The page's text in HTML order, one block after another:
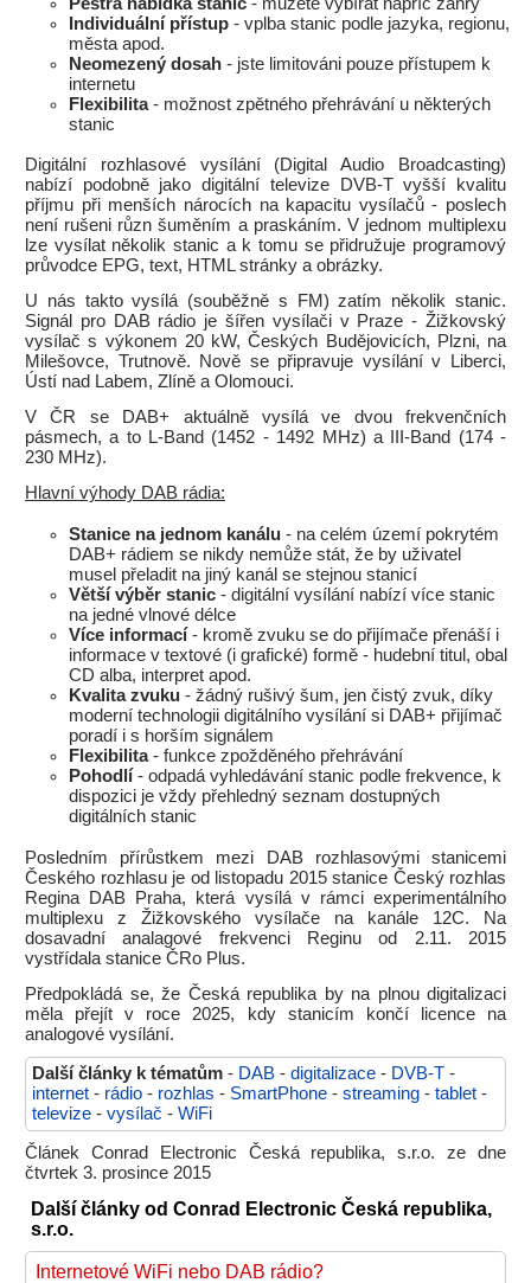
Individuální přístup - vplba stanic podle jazyka, regionu,
města apod.
Neomezený dosah - jste limitováni pouze přístupem k
internetu
Flexibilita- možnost zpětného přehrávání u některých
stanic
Digitální rozhlasové vysílání (Digital Audio Broadcasting)
nabízí podobně jako digitální televize DVB-T vyšší kvalitu
příjmu při menších nárocích na kapacitu vysílačů - poslech
není rušeni různ šuměním a praskáním. V jednom multiplexu
lze vysílat několik stanic a k tomu se přidružuje programový
průvodce EPG, text, HTML stránky a obrázky.
U nás takto vysílá (souběžně s FM) zatím několik stanic.
Signál pro DAB rádio je šířen vysílači v Praze - Žižkovský
vysílač s výkonem 20 kW, Českých Budějovicích, Plzni, na
Milešovce, Trutnově. Nově se připravuje vysílání v Liberci,
Ústí nad Labem, Zlíně a Olomouci.
V ČR se DAB+ aktuálně vysílá ve dvou frekvenčních
pásmech, a to L-Band (1452 - 1492 MHz) a III-Band (174 -
230 MHz).
Hlavní výhody DAB rádia:
Stanice na jednom kanálu - na celém území pokrytém
DAB+ rádiem se nikdy nemůže stát, že by uživatel
musel přeladit na jiný kanál se stejnou stanicí
Větší výběr stanic - digitální vysílání nabízí více stanic
na jedné vlnové délce
Více informací - kromě zvuku se do přijímače přenáší i
informace v textové (i grafické) formě - hudební titul, obal
CD alba, interpret apod.
Kvalita zvuku - žádný rušivý šum, jen čistý zvuk, díky
moderní technologii digitálního vysílání si DAB+ přijímač
poradí i s horším signálem
Flexibilita- funkce zpožděného přehrávání
Pohodlí - odpadá vyhledávání stanic podle frekvence, k
dispozici je vždy přehledný seznam dostupných
digitálních stanic
Posledním přírůstkem mezi DAB rozhlasovými stanicemi
Českého rozhlasu je od listopadu 2015 stanice Český rozhlas
Regina DAB Praha, která vysílá v rámci experimentálního
multiplexu z Žižkovského vysílače na kanále 12C. Na
dosavadní analagové frekvenci Reginu od 2.11. 2015
vystřídala stanice ČRo Plus.
Předpokládá se, že Česká republika by na plnou digitalizaci
měla přejít v roce 2025, kdy stanicím končí licence na
analogové vysílání.
Další články k tématům - DAB - digitalizace - DVB-T -
internet - rádio - rozhlas - SmartPhone - streaming - tablet -
televize - vysílač - WiFi
Článek Conrad Electronic Česká republika, s.r.o. ze dne
čtvrtek 3. prosince 2015
Další články od Conrad Electronic Česká republika,
s.r.o.
Internetové WiFi nebo DAB rádio?